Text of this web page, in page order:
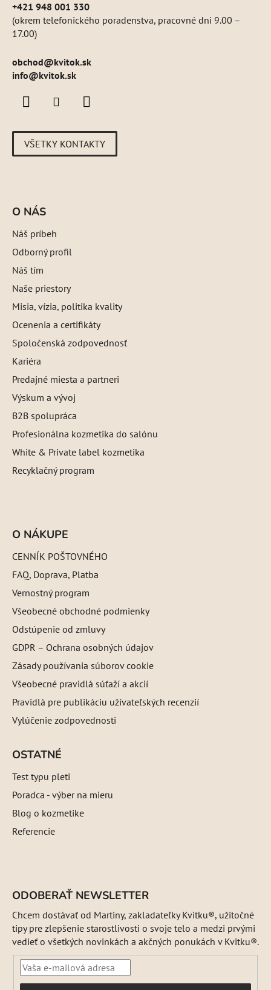
+421 948 001 330
(okrem telefonického poradenstva, pracovné dni 9.00 –
17.00)
obchod@kvitok.sk
info@kvitok.sk
VŠETKY KONTAKTY
O NÁS
Náš príbeh
Odborný profil
Náš tím
Naše priestory
Misia, vízia, politika kvality
Ocenenia a certifikáty
Spoločenská zodpovednosť
Kariéra
Predajné miesta a partneri
Výskum a vývoj
B2B spolupráca
Profesionálna kozmetika do salónu
White & Private label kozmetika
Recyklačný program
O NÁKUPE
CENNÍK POŠTOVNÉHO
FAQ, Doprava, Platba
Vernostný program
Všeobecné obchodné podmienky
Odstúpenie od zmluvy
GDPR – Ochrana osobných údajov
Zásady používania súborov cookie
Všeobecné pravidlá súťaží a akcií
Pravidlá pre publikáciu užívateľských recenzií
Vylúčenie zodpovednosti
OSTATNÉ
Test typu pleti
Poradca - výber na mieru
Blog o kozmetike
Referencie
ODOBERAŤ NEWSLETTER
Chcem dostávať od Martiny, zakladateľky Kvitku®, užitočné
tipy pre zlepšenie starostlivosti o svoje telo a medzi prvými
vedieť o všetkých novinkách a akčných ponukách v Kvitku®.